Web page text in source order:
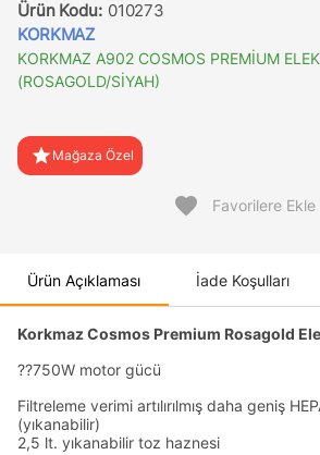
Ürün Kodu: 010273
KORKMAZ
KORKMAZ A902 COSMOS PREMİUM
(ROSAGOLD/SİYAH)
star Mağaza Özel
favorite Favorilere Ekle
Ürün Açıklaması İade Koşulları
Korkmaz Cosmos Premium Rosagold
??750W motor gücü
Filtreleme verimi artılırılmış daha geniş
(yıkanabilir)
2,5 lt. yıkanabilir toz haznesi